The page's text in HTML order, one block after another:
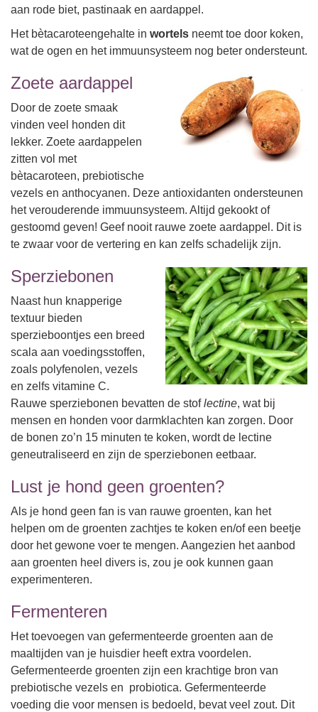
aan rode biet, pastinaak en aardappel.
Het bètacaroteengehalte in wortels neemt toe door koken,
wat de ogen en het immuunsysteem nog beter ondersteunt.
Zoete aardappel
Door de zoete smaak
vinden veel honden dit
lekker. Zoete aardappelen
zitten vol met
bètacaroteen, prebiotische
vezels en anthocyanen. Deze antioxidanten ondersteunen
het verouderende immuunsysteem. Altijd gekookt of
gestoomd geven! Geef nooit rauwe zoete aardappel. Dit is
te zwaar voor de vertering en kan zelfs schadelijk zijn.
Sperziebonen
Naast hun knapperige
textuur bieden
sperzieboontjes een breed
scala aan voedingsstoffen,
zoals polyfenolen, vezels
en zelfs vitamine C.
Rauwe sperziebonen bevatten de stoflectine, wat bij
mensen en honden voor darmklachten kan zorgen. Door
de bonen zo’n 15 minuten te koken, wordt de lectine
geneutraliseerd en zijn de sperziebonen eetbaar.
Lust je hond geen groenten?
Als je hond geen fan is van rauwe groenten, kan het
helpen om de groenten zachtjes te koken en/of een beetje
door het gewone voer te mengen. Aangezien het aanbod
aan groenten heel divers is, zou je ook kunnen gaan
experimenteren.
Fermenteren
Het toevoegen van gefermenteerde groenten aan de
maaltijden van je huisdier heeft extra voordelen.
Gefermenteerde groenten zijn een krachtige bron van
prebiotische vezels en probiotica. Gefermenteerde
voeding die voor mensen is bedoeld, bevat veel zout. Dit